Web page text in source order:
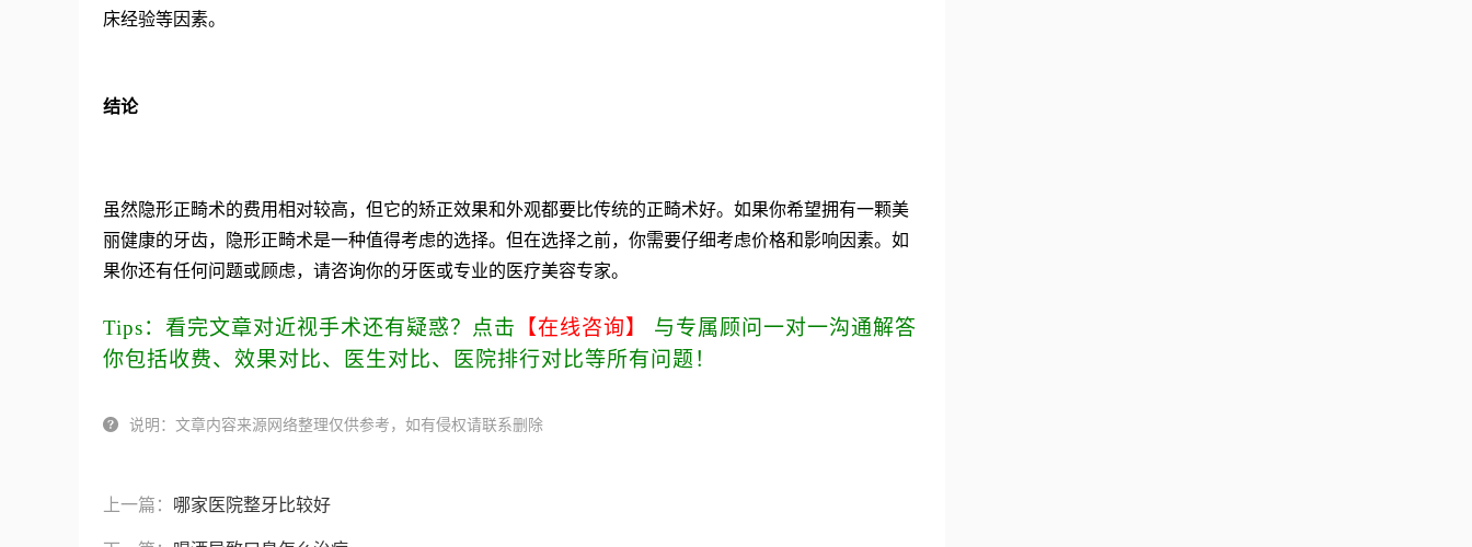
床经验等因素。
结论
虽然隐形正畸术的费用相对较高，但它的矫正效果和外观都要比传统的正畸术好。如果你希望拥有一颗美
丽健康的牙齿，隐形正畸术是一种值得考虑的选择。但在选择之前，你需要仔细考虑价格和影响因素。如
果你还有任何问题或顾虑，请咨询你的牙医或专业的医疗美容专家。
Tips：看完文章对近视手术还有疑惑？点击 【在线咨询】
与专属顾问一对一沟通解答
你包括收费、效果对比、医生对比、医院排行对比等所有问题！
 说明：文章内容来源网络整理仅供参考，如有侵权请联系删除
上一篇： 哪家医院整牙比较好